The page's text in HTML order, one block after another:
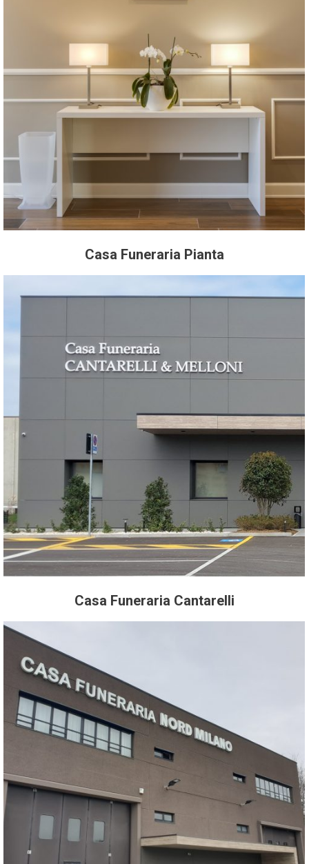
Casa Funeraria Pianta
Casa Funeraria Cantarelli